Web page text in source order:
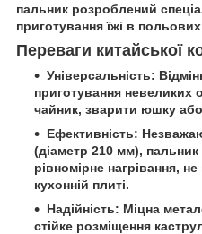
пальник розроблений
приготування їжі в
Переваги китайської
Універсальність:
приготування невеликих
чайник, зварити юшку або
Ефективність:
(діаметр 210 мм),
рівномірне нагрівання,
кухонній плиті.
Надійність: Міцна
стійке розміщення